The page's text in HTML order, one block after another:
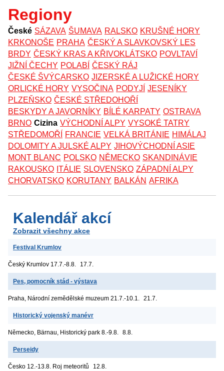
Regiony
České SÁZAVA ŠUMAVA RALSKO KRUŠNÉ HORY
KRKONOŠE PRAHA ČESKÝ A SLAVKOVSKÝ LES
BRDY ČESKÝ KRAS A KŘIVOKLÁTSKO POVLTAVÍ
JIŽNÍ ČECHY POLABÍ ČESKÝ RÁJ
ČESKÉ ŠVÝCARSKO JIZERSKÉ A LUŽICKÉ HORY
ORLICKÉ HORY VYSOČINA PODYJÍ JESENÍKY
PLZEŇSKO ČESKÉ STŘEDOHOŘÍ
BESKYDY A JAVORNÍKY BÍLÉ KARPATY OSTRAVA
BRNO Cizina VÝCHODNÍ ALPY VYSOKÉ TATRY
STŘEDOMOŘÍ
FRANCIE VELKÁ BRITÁNIE HIMÁLAJ
DOLOMITY A JULSKÉ ALPY JIHOVÝCHODNÍ ASIE
MONT BLANC POLSKO NĚMECKO SKANDINÁVIE
RAKOUSKO ITÁLIE SLOVENSKO ZÁPADNÍ ALPY
CHORVATSKO KORUTANY BALKÁN AFRIKA
Kalendář akcí
Zobrazit všechny akce
Festival Krumlov
Český Krumlov 17.7.-8.8. 17.7.
Pes, pomocník stád - výstava
Praha, Národní zemědělské muzeum 21.7.-10.1. 21.7.
Historický vojenský manévr
Německo, Bärnau, Historický park 8.-9.8. 8.8.
Perseidy
Česko 12.-13.8. Roj meteoritů 12.8.